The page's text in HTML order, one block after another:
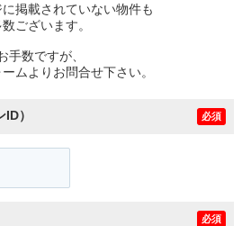
掲載されていない物件も
数ございます。
手数ですが、
ムよりお問合せ下さい。
） 必須
必須